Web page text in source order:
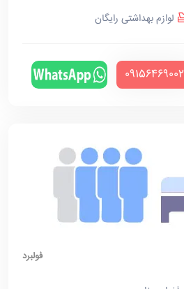
لوازم بهداشتی رایگان
‪09156469002‬
فولبرد